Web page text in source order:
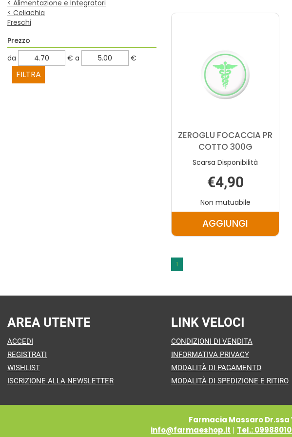
< Alimentazione e Integratori
< Celiachia
Freschi
Prezzo
filtra
da
da € filtra
a €
ZEROGLU FOCACCIA PR
COTTO 300G
Scarsa Disponibilità
€4,90
Non mutuabile
AGGIUNGI
AGGIUNGI
CARRELLO
1
AREA UTENTE
ACCEDI
REGISTRATI
WISHLIST
ISCRIZIONE ALLA NEWSLETTER
LINK VELOCI
CONDIZIONI DI VENDITA
INFORMATIVA PRIVACY
MODALITÀ DI PAGAMENTO
MODALITÀ DI SPEDIZIONE E RITIRO
Farmacia Massaro Dr.ssa
info@farmaeshop.it | Tel.: